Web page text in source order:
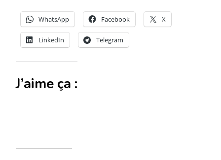
WhatsApp Facebook X
LinkedIn Telegram
J’aime ça :